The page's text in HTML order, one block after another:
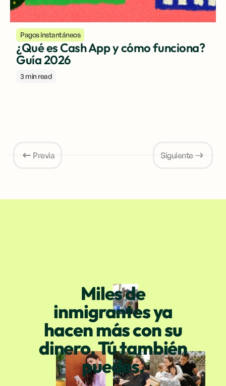
Pagos instantáneos
¿Qué es Cash App y cómo funciona?
Guía 2026
3 min read
Previa Siguiente
Miles de
inmigrantes ya
hacen más con su
dinero. Tú también
puedes.